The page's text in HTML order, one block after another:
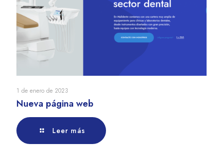
1 de enero de 2023
Nueva página web
Leer más